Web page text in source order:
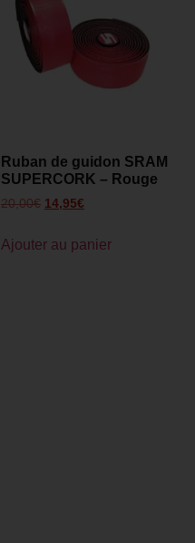
Ruban de guidon SRAM
SUPERCORK – Rouge
20,00€ 14,95€
Ajouter au panier